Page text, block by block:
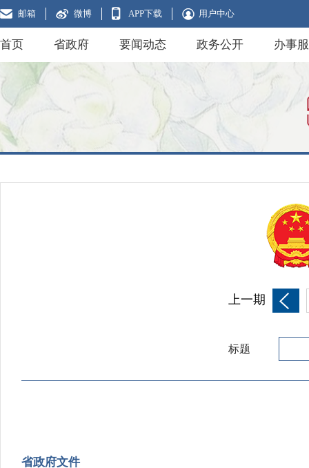
邮箱 微博 APP下载 用户中心
首页 省政府 要闻动态 政务公开 办事
上一期
标题
省政府文件